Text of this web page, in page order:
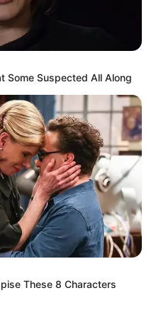
figyelni
Some Suspected All Along
These 8 Characters